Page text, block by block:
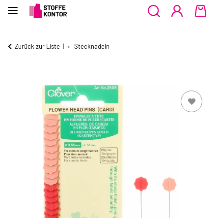
Zurück zur Liste Stecknadeln